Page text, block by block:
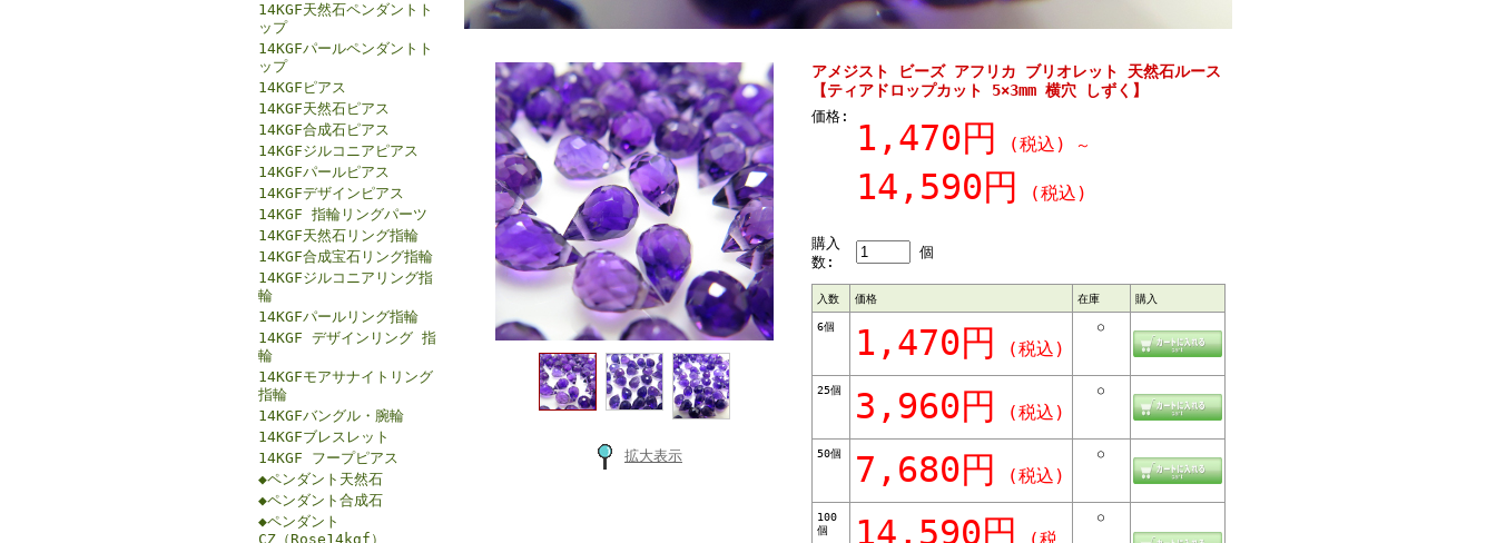
14KGF天然石ペンダントト
ップ
14KGFパールペンダントト
ップ
14KGFピアス
14KGF天然石ピアス
14KGF合成石ピアス
14KGFジルコニアピアス
14KGFパールピアス
14KGFデザインピアス
14KGF 指輪リングパーツ
14KGF天然石リング指輪
14KGF合成宝石リング指輪
14KGFジルコニアリング指
輪
14KGFパールリング指輪
14KGF デザインリング 指
輪
14KGFモアサナイトリング
指輪
14KGFバングル・腕輪
14KGFブレスレット
14KGF フープピアス
◆ペンダント天然石
◆ペンダント合成石
◆ペンダント
CZ（Rose14kgf）
拡大表示
アメジスト ビーズ アフリカ ブリオレット 天然石ルース
【ティアドロップカット 5×3mm 横穴 しずく】
価格:
1,470円 (税込) ～
14,590円 (税込)
購入
数:
個
入数 価格 在庫 購入
6個 1,470円 (税込)
○
25個 3,960円 (税込)
○
50個 7,680円 (税込)
○
100
個
14,590円 ○